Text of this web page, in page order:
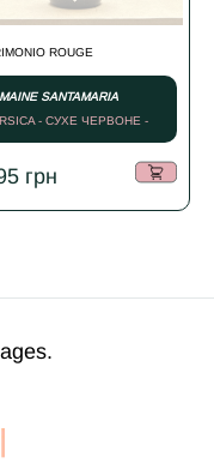
ROUGE
SANTAMARIA
- СУХЕ ЧЕРВОНЕ -
грн